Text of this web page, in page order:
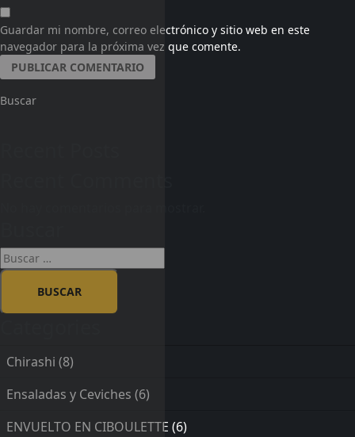
Guardar mi nombre, correo electrónico y sitio web en este
navegador para la próxima vez que comente.
Buscar
Chirashi (8)
Ensaladas y Ceviches (6)
ENVUELTO EN CIBOULETTE (6)